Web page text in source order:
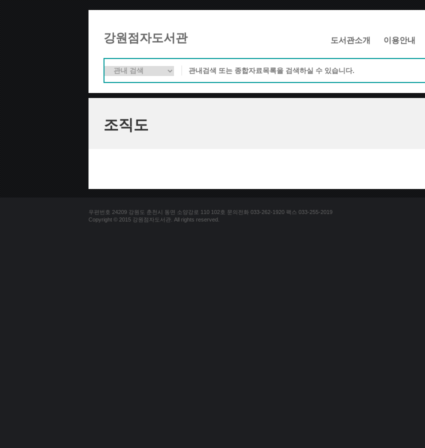
강원점자도서관 도서관소개 이용안내
조직도
우편번호 24209 강원도 춘천시 동면 소양강로 110 102호 문의전화 033-262-1920 팩스 033-255-2019
Copyright © 2015 강원점자도서관. All rights reserved.